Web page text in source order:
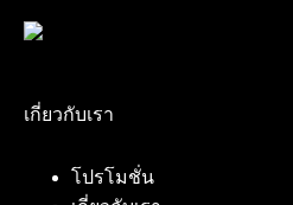
เกี่ยวกับเรา
โปรโมชั่น